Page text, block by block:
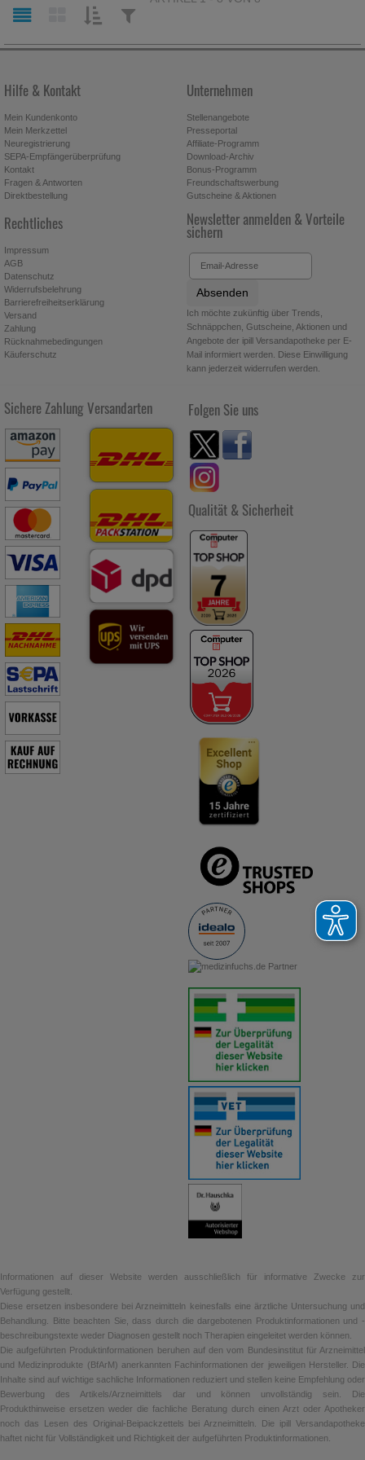
SORTIEREN
FILTERN
Hilfe & Kontakt
Mein Kundenkonto
Mein Merkzettel
Neuregistrierung
SEPA-Empfängerüberprüfung
Kontakt
Fragen & Antworten
Direktbestellung
Unternehmen
Stellenangebote
Presseportal
Affiliate-Programm
Download-Archiv
Bonus-Programm
Freundschaftswerbung
Gutscheine & Aktionen
Rechtliches
Impressum
AGB
Datenschutz
Widerrufsbelehrung
Barrierefreiheitserklärung
Versand
Zahlung
Rücknahmebedingungen
Käuferschutz
Newsletter anmelden & Vorteile
sichern
Absenden
Ich möchte zukünftig über Trends,
Schnäppchen, Gutscheine, Aktionen und
Angebote der ipill Versandapotheke per E-
Mail informiert werden. Diese Einwilligung
kann jederzeit widerrufen werden.
Sichere Zahlung Versandarten Folgen Sie uns
Qualität & Sicherheit
Informationen auf dieser Website werden ausschließlich für informative Zwecke zur
Verfügung gestellt.
Diese ersetzen insbesondere bei Arzneimitteln keinesfalls eine ärztliche Untersuchung und
Behandlung. Bitte beachten Sie, dass durch die dargebotenen Produktinformationen und -
beschreibungstexte weder Diagnosen gestellt noch Therapien eingeleitet werden können.
Die aufgeführten Produktinformationen beruhen auf den vom Bundesinstitut für Arzneimittel
und Medizinprodukte (BfArM) anerkannten Fachinformationen der jeweiligen Hersteller. Die
Inhalte sind auf wichtige sachliche Informationen reduziert und stellen keine Empfehlung oder
Bewerbung des Artikels/Arzneimittels dar und können unvollständig sein. Die
Produkthinweise ersetzen weder die fachliche Beratung durch einen Arzt oder Apotheker
noch das Lesen des Original-Beipackzettels bei Arzneimitteln. Die ipill Versandapotheke
haftet nicht für Vollständigkeit und Richtigkeit der aufgeführten Produktinformationen.